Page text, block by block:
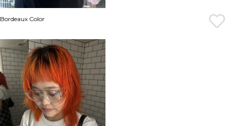
Bordeaux Color